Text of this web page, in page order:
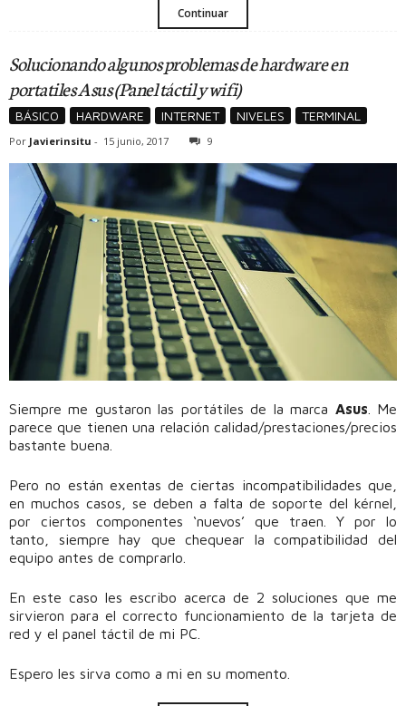
Continuar
Solucionando algunos problemas de hardware en
portatiles Asus (Panel táctil y wifi)
BÁSICO HARDWARE INTERNET NIVELES TERMINAL
Por Javierinsitu - 15 junio, 2017 9
Siempre me gustaron las portátiles de la marca Asus . Me
parece que tienen una relación calidad/prestaciones/precios
bastante buena.
Pero no están exentas de ciertas incompatibilidades que,
en muchos casos, se deben a falta de soporte del kérnel,
por ciertos componentes ‘nuevos’ que traen. Y por lo
tanto, siempre hay que chequear la compatibilidad del
equipo antes de comprarlo.
En este caso les escribo acerca de 2 soluciones que me
sirvieron para el correcto funcionamiento de la tarjeta de
red y el panel táctil de mi PC.
Espero les sirva como a mi en su momento.